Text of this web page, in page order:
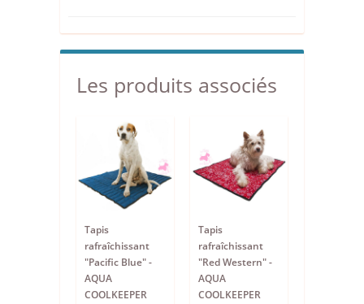
Les produits associés
Tapis
rafraîchissant
"Pacific Blue" -
AQUA
COOLKEEPER
Tapis
rafraîchissant
"Red Western" -
AQUA
COOLKEEPER